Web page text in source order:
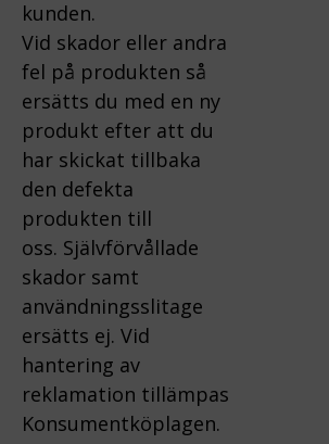
kunden.
Vid skador eller andra
fel på produkten så
ersätts du med en ny
produkt efter att du
har skickat tillbaka
den defekta
produkten till
oss. Självförvållade
skador samt
användningsslitage
ersätts ej. Vid
hantering av
reklamation tillämpas
Konsumentköplagen.